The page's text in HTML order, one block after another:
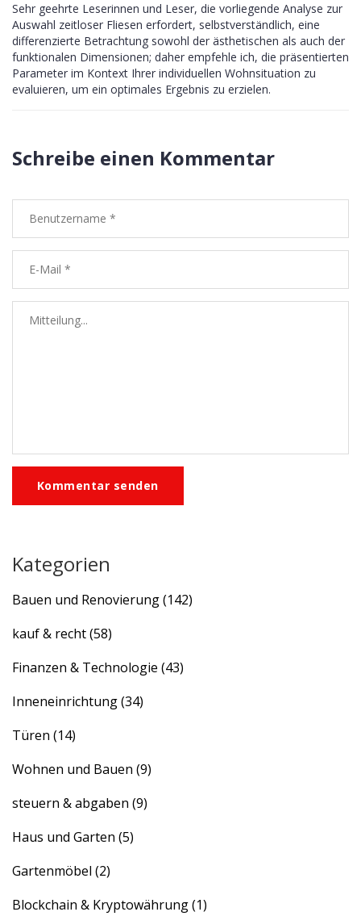
Sehr geehrte Leserinnen und Leser, die vorliegende Analyse zur
Auswahl zeitloser Fliesen erfordert, selbstverständlich, eine
differenzierte Betrachtung sowohl der ästhetischen als auch der
funktionalen Dimensionen; daher empfehle ich, die präsentierten
Parameter im Kontext Ihrer individuellen Wohnsituation zu
evaluieren, um ein optimales Ergebnis zu erzielen.
Schreibe einen Kommentar
Kommentar senden
Kategorien
Bauen und Renovierung(142)
kauf & recht(58)
Finanzen & Technologie (43)
Inneneinrichtung(34)
Türen (14)
Wohnen und Bauen (9)
steuern & abgaben (9)
Haus und Garten (5)
Gartenmöbel (2)
Blockchain & Kryptowährung(1)